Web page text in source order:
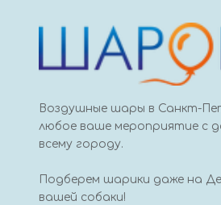
Воздушные шары в Санкт-
любое ваше мероприятие с
всему городу.
Подберем шарики даже на
вашей собаки!